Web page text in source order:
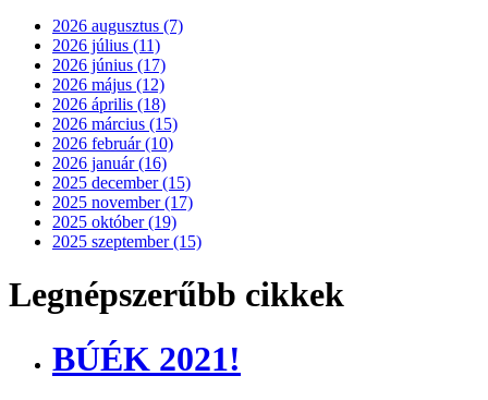
2026 augusztus (7)
2026 július (11)
2026 június (17)
2026 május (12)
2026 április (18)
2026 március (15)
2026 február (10)
2026 január (16)
2025 december (15)
2025 november (17)
2025 október (19)
2025 szeptember (15)
Legnépszerűbb cikkek
BÚÉK 2021!